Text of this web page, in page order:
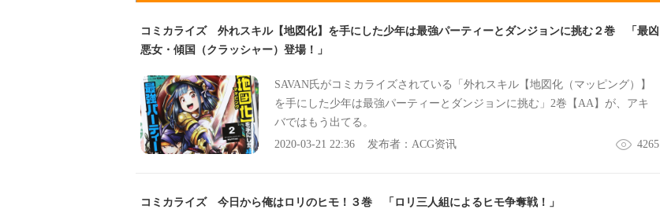
コミカライズ 外れスキル【地図化】を手にした少年は最強パーティーとダンジョンに挑む２巻 「最凶
悪女・傾国（クラッシャー）登場！」
SAVAN氏がコミカライズされている「外れスキル【地図化（マッピング）】
を手にした少年は最強パーティーとダンジョンに挑む」2巻【AA】が、アキ
バではもう出てる。
2020-03-21 22:36 发布者： ACG资讯 4265
コミカライズ 今日から俺はロリのヒモ！３巻 「ロリ三人組によるヒモ争奪戦！」